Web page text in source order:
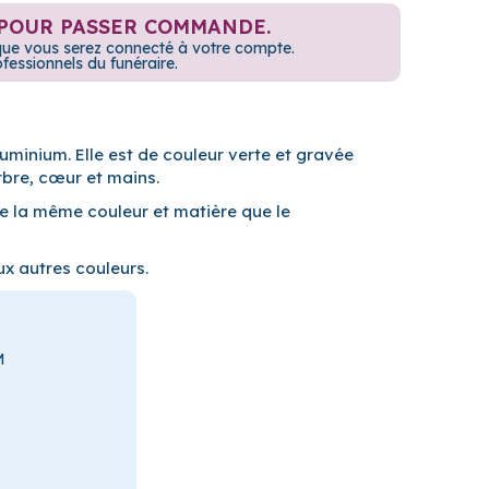
PASSER COMMANDE.
vous serez connecté à votre compte.
du funéraire.
Elle est de couleur verte et gravée
cœur et mains.
la même couleur et matière que le
autres couleurs.